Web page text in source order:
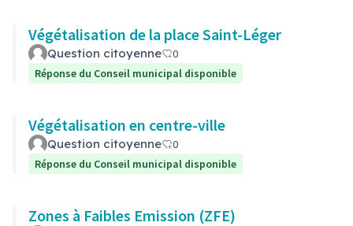
Végétalisation de la place Saint-Léger
Question citoyenne
0
Réponse du Conseil municipal disponible
Végétalisation en centre-ville
Question citoyenne
0
Réponse du Conseil municipal disponible
Zones à Faibles Emission (ZFE)